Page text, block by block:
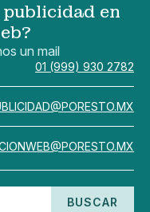
en
un mail
01 (999) 930 2782
BUSCAR